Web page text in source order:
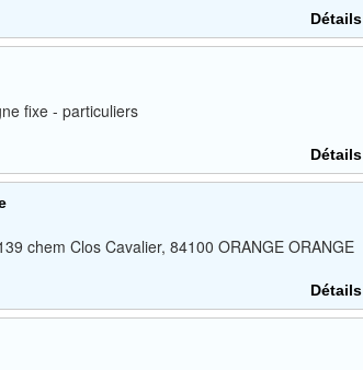
Détails
fixe - particuliers
Détails
chem Clos Cavalier, 84100 ORANGE ORANGE
Détails